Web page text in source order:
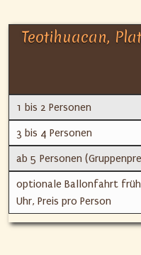
Teotihuacan,
1 bis 2 Personen
3 bis 4 Personen
ab 5 Personen
optionale Ballonfahrt früh
Uhr, Preis pro Person